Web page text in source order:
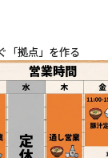
「拠点」を作る